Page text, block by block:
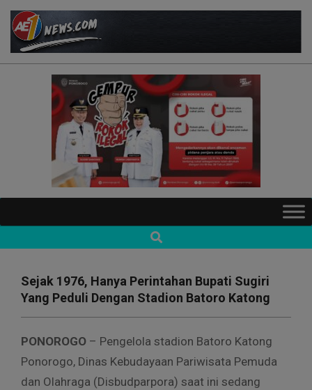
Skip
content
AE1NEWS
Navigation
Search
Sejak 1976, Hanya Perintahan Bupati Sugiri
Yang Peduli Dengan Stadion Batoro Katong
PONOROGO – Pengelola stadion Batoro Katong
Ponorogo, Dinas Kebudayaan Pariwisata Pemuda
dan Olahraga (Disbudparpora) saat ini sedang